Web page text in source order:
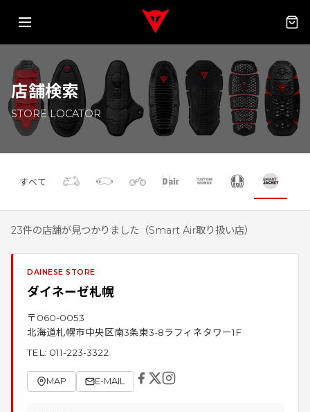
店舗検索
STORE LOCATOR
すべて
23件の店舗が見つかりました （Smart Air取り扱い店）
DAINESE STORE
ダイネーゼ札幌
〒 060-0053
北海道札幌市中央区南3条東3-8ラフィネタワー1F
TEL: 011-223-3322
MAP E-MAIL